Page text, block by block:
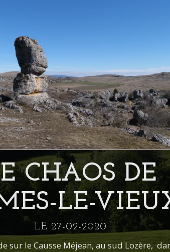
CHAOS DE
LE-
LE 27-02-2020
sur le Causse Méjean, au sud Lozère,